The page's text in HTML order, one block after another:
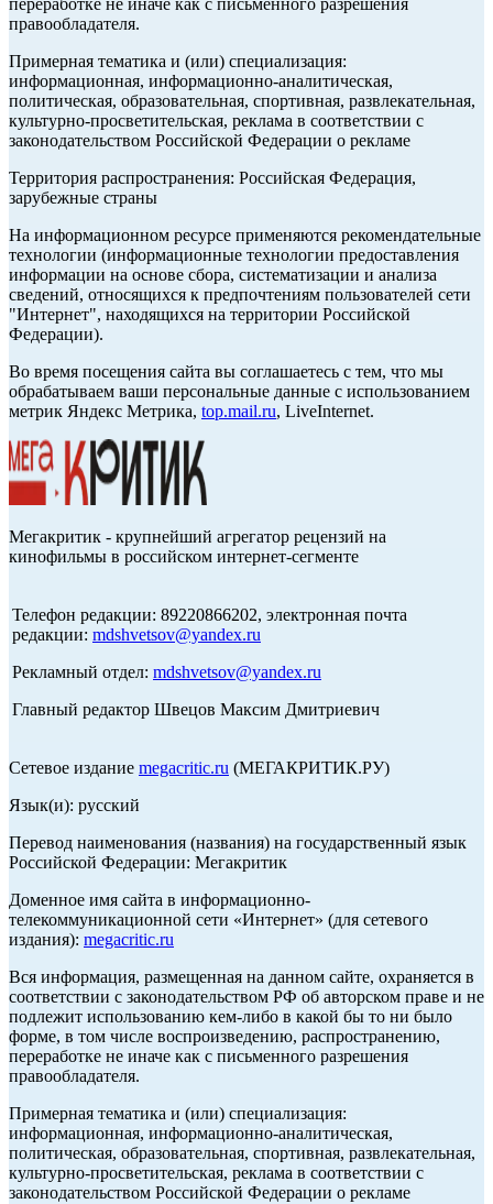
переработке не иначе как с письменного разрешения
правообладателя.
Примерная тематика и (или) специализация:
информационная, информационно-аналитическая,
политическая, образовательная, спортивная, развлекательная,
культурно-просветительская, реклама в соответствии с
законодательством Российской Федерации о рекламе
Территория распространения: Российская Федерация,
зарубежные страны
На информационном ресурсе применяются рекомендательные
технологии (информационные технологии предоставления
информации на основе сбора, систематизации и анализа
сведений, относящихся к предпочтениям пользователей сети
"Интернет", находящихся на территории Российской
Федерации).
Во время посещения сайта вы соглашаетесь с тем, что мы
обрабатываем ваши персональные данные с использованием
метрик Яндекс Метрика, top.mail.ru, LiveInternet.
Мегакритик - крупнейший агрегатор рецензий на
кинофильмы в российском интернет-сегменте
Телефон редакции: 89220866202, электронная почта
редакции: mdshvetsov@yandex.ru
Рекламный отдел: mdshvetsov@yandex.ru
Главный редактор Швецов Максим Дмитриевич
Сетевое издание megacritic.ru (МЕГАКРИТИК.РУ)
Язык(и): русский
Перевод наименования (названия) на государственный язык
Российской Федерации: Мегакритик
Доменное имя сайта в информационно-
телекоммуникационной сети «Интернет» (для сетевого
издания): megacritic.ru
Вся информация, размещенная на данном сайте, охраняется в
соответствии с законодательством РФ об авторском праве и не
подлежит использованию кем-либо в какой бы то ни было
форме, в том числе воспроизведению, распространению,
переработке не иначе как с письменного разрешения
правообладателя.
Примерная тематика и (или) специализация:
информационная, информационно-аналитическая,
политическая, образовательная, спортивная, развлекательная,
культурно-просветительская, реклама в соответствии с
законодательством Российской Федерации о рекламе